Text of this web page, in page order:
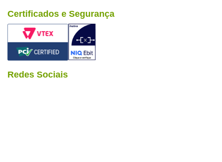
Certificados e Segurança
Redes Sociais